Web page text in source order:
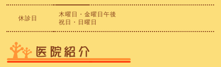
休診日
木曜日・金曜日午後
祝日・日曜日